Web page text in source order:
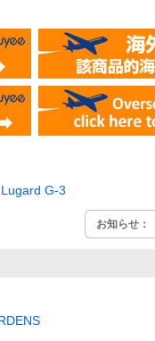
Lugard G-3
お知らせ：